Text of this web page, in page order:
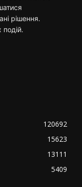
рішення.
подій.
120692
15623
13111
5409